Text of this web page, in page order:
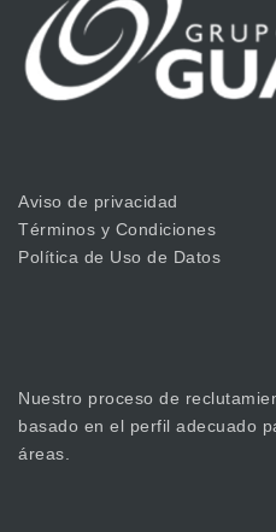
Aviso de privacidad
Términos y Condiciones
Política de Uso de Datos
Nuestro proceso de
basado en el perfil adecuado
áreas.